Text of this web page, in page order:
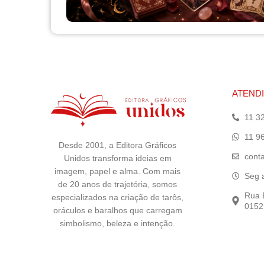
Desde 2001, a Editora Gráficos
Unidos transforma ideias em
imagem, papel e alma. Com mais
de 20 anos de trajetória, somos
especializados na criação de tarôs,
oráculos e baralhos que carregam
simbolismo, beleza e intenção.
11
11
Seg
Rua